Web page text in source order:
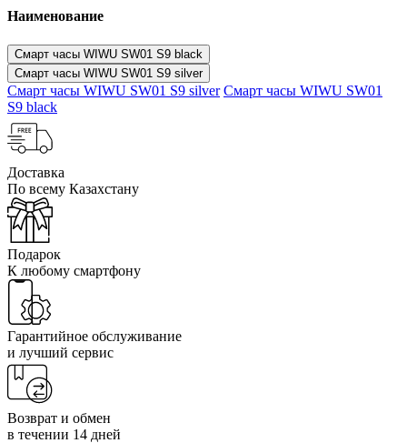
Наименование
Смарт часы WIWU SW01 S9 black
Смарт часы WIWU SW01 S9 silver
Смарт часы WIWU SW01 S9 silver Смарт часы WIWU SW01
S9 black
Доставка
По всему Казахстану
Подарок
К любому смартфону
Гарантийное обслуживание
и лучший сервис
Возврат и обмен
в течении 14 дней